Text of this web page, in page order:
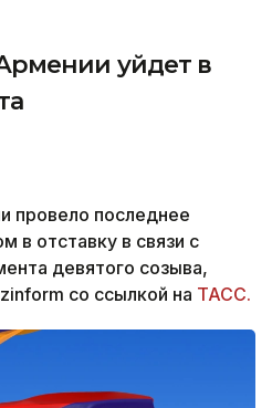
уйдет в
провело последнее
в отставку в связи с
девятого созыва,
со ссылкой на ТАСС.